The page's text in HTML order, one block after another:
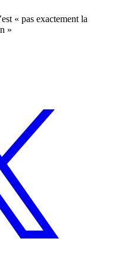
« pas exactement la
»